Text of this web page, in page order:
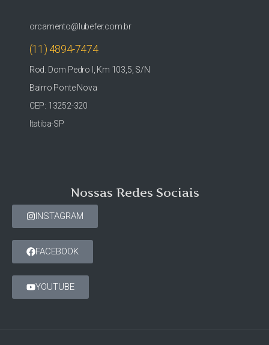
orcamento@lubefer.com.br
(11) 4894-7474
Rod. Dom Pedro I, Km 103,5, S/N
Bairro Ponte Nova
CEP: 13252-320
Itatiba-SP
Nossas Redes Sociais
INSTAGRAM
FACEBOOK
YOUTUBE